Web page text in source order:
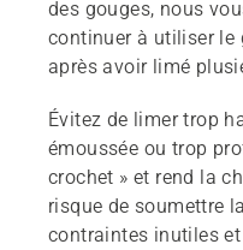
des gouges, nous
continuer à utiliser le
après avoir limé
Évitez de limer trop
émoussée ou trop
crochet » et rend la
risque de soumettre
contraintes inutiles